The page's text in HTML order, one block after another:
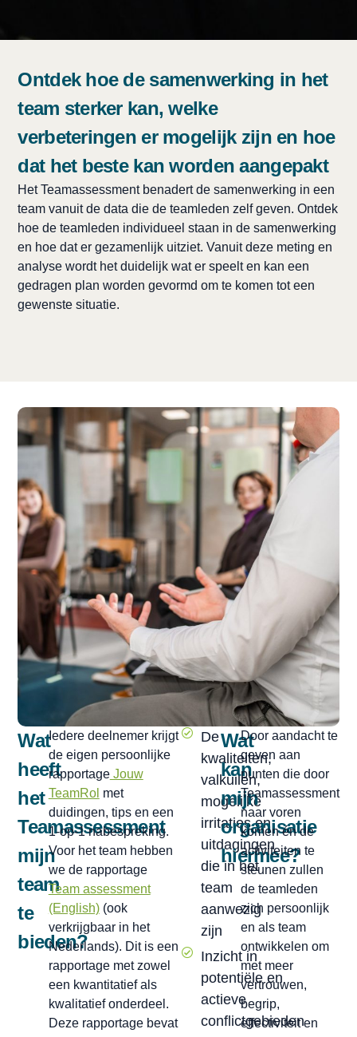
Ontdek hoe de samenwerking in het
team sterker kan, welke
verbeteringen er mogelijk zijn en hoe
dat het beste kan worden aangepakt
Het Teamassessment benadert de samenwerking in een
team vanuit de data die de teamleden zelf geven. Ontdek
hoe de teamleden individueel staan in de samenwerking
en hoe dat er gezamenlijk uitziet. Vanuit deze meting en
analyse wordt het duidelijk wat er speelt en kan een
gedragen plan worden gevormd om te komen tot een
gewenste situatie.
Wat
heeft
het
Teamassessment
mijn
team
te
bieden?
Iedere deelnemer krijgt
de eigen persoonlijke
rapportageJouw
TeamRol met
duidingen, tips en een
1-op-1 nabespreking.
Voor het team hebben
we de rapportage
Team assessment
(English)(ook
verkrijgbaar in het
Nederlands). Dit is een
rapportage met zowel
een kwantitatief als
kwalitatief onderdeel.
Deze rapportage bevat
De
kwaliteiten,
valkuilen,
mogelijke
irritaties en
uitdagingen
die in het
team
aanwezig
zijn
Inzicht in
potentiële en
actieve
conflictgebieden
Wat
kan
mijn
organisatie
hiermee?
Door aandacht te
geven aan
punten die door
Teamassessment
naar voren
komen én de
activiteiten te
steunen zullen
de teamleden
zich persoonlijk
en als team
ontwikkelen om
met meer
vertrouwen,
begrip,
effectiviteit en